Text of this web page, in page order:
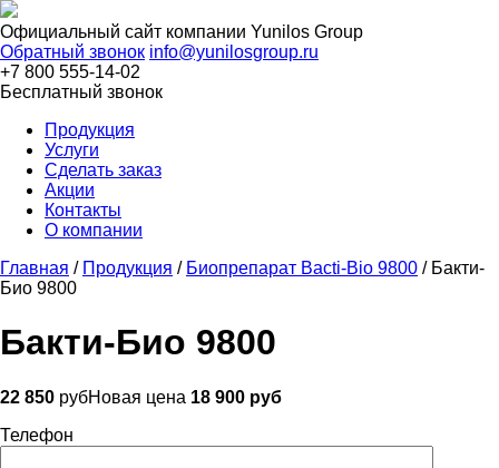
Официальный сайт компании Yunilos Group
Обратный звонок info@yunilosgroup.ru
+7 800 555-14-02
Бесплатный звонок
Продукция
Услуги
Сделать заказ
Акции
Контакты
О компании
Главная / Продукция / Биопрепарат Bacti-Bio 9800 / Бакти-
Био 9800
Бакти-Био 9800
22 850 рубНовая цена 18 900 руб
Телефон